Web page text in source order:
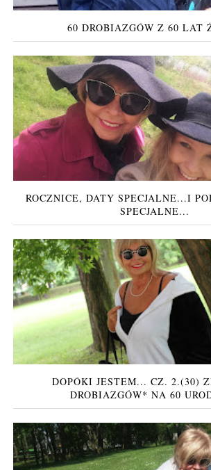
60 DROBIAZGÓW Z 60 LAT
ROCZNICE, DATY SPECJALNE...I
SPECJALNE...
DOPÓKI JESTEM... CZ. 2.(30)
DROBIAZGÓW* NA 60